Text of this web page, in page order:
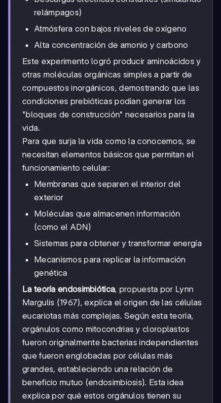
relámpagos)
Atmósfera con bajos niveles de oxígeno
Alta concentración de amonio y carbono
Este experimento logró producir aminoácidos y
otras moléculas orgánicas simples a partir de
compuestos inorgánicos, demostrando que las
condiciones prebióticas podían generar los
"bloques de construcción" necesarios para la
vida.
Para que surja la vida como la conocemos, se
necesitan elementos básicos que permitan el
funcionamiento celular:
Membranas que separen el interior del
exterior
Moléculas que almacenen información
(como el ADN)
Sistemas para obtener y transformar energía
Mecanismos para replicar la información
genética
La teoría endosimbiótica, propuesta por Lynn
Margulis (1967), explica el origen de las células
eucariotas más complejas. Según esta teoría,
orgánulos como mitocondrias y cloroplastos
fueron originalmente bacterias independientes
que fueron englobadas por células más
grandes, estableciendo una relación de
beneficio mutuo (endosimbiosis). Esta idea
explica por qué estos orgánulos tienen su